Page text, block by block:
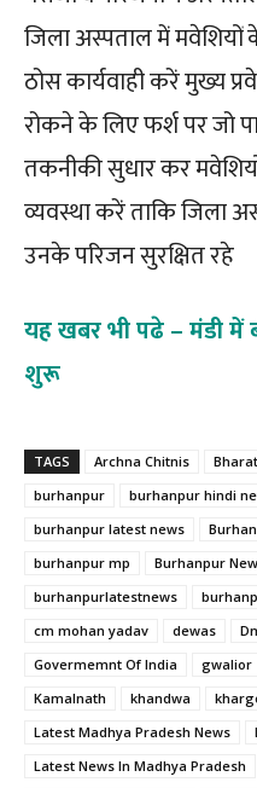
जिला अस्पताल में
ठोस कार्यवाही करें मुख्य
रोकने के लिए फर्श पर जो
तकनीकी सुधार कर
व्यवस्था करें ताकि जिला
उनके परिजन सुरक्षित रहे
यह खबर भी पढे – मंडी में
शुरू
TAGS Archna Chitnis Bharat
burhanpur
burhanpur hindi
burhanpur latest news
burhanpur mp
Burhanpur
burhanpurlatestnews
cm mohan yadav
dewas
Govermemnt Of India
gwalior
Kamalnath
khandwa
Latest Madhya Pradesh News
Latest News In Madhya Pradesh